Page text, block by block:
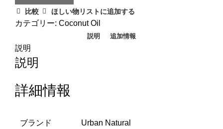
比較 ほしい物リストに追加する
カテゴリー: Coconut Oil
説明 追加情報
説明
説明
詳細情報
ブランド ‎Urban Natural